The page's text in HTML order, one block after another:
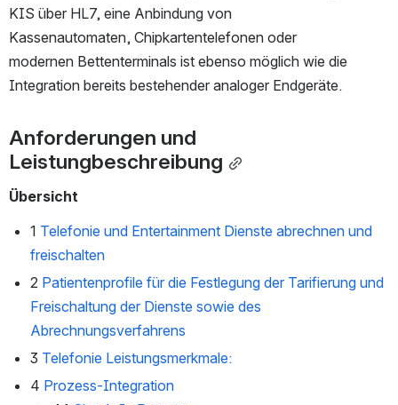
KIS über HL7, eine Anbindung von
Kassenautomaten, Chipkartentelefonen oder
modernen Bettenterminals ist ebenso möglich wie die
Integration bereits bestehender analoger Endgeräte.
Anforderungen und
Leistungbeschreibung
Übersicht
1 Telefonie und Entertainment Dienste abrechnen und
freischalten
2 Patientenprofile für die Festlegung der Tarifierung und
Freischaltung der Dienste sowie des
Abrechnungsverfahrens
3 Telefonie Leistungsmerkmale:
4 Prozess-Integration